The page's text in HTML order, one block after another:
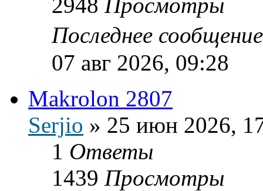
Последнее
07 авг 2026, 09:28
Makrolon 2807
Serjio » 25 июн 2026,
1 Ответы
1439 Просмотры